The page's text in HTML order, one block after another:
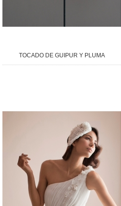
TOCADO DE GUIPUR Y PLUMA